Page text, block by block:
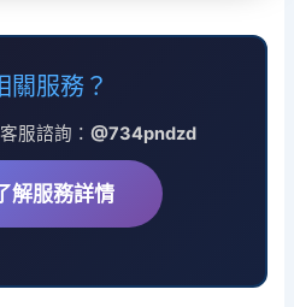
關服務？
服諮詢： @734pndzd
解服務詳情